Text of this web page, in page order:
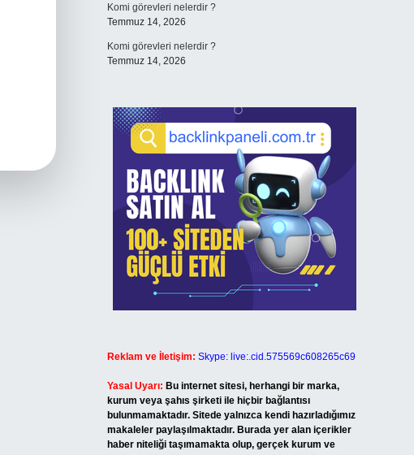
Komi görevleri nelerdir ?
Temmuz 14, 2026
Komi görevleri nelerdir ?
Temmuz 14, 2026
Reklam ve İletişim: Skype: live:.cid.575569c608265c69
Yasal Uyarı: Bu internet sitesi, herhangi bir marka,
kurum veya şahıs şirketi ile hiçbir bağlantısı
bulunmamaktadır. Sitede yalnızca kendi hazırladığımız
makaleler paylaşılmaktadır. Burada yer alan içerikler
haber niteliği taşımamakta olup, gerçek kurum ve